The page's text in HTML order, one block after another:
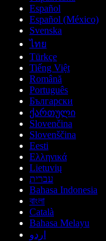
Español
Español (México)
Svenska
ไทย
Türkçe
Tiếng Việt
Română
Português
Български
ქართული
Slovenčina
Slovenščina
Eesti
Ελληνικά
Lietuvių
עברית
Bahasa Indonesia
বাংলা
Català
Bahasa Melayu
اردو